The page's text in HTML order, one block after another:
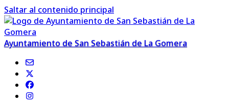
Saltar al contenido principal
Ayuntamiento de San Sebastián de La Gomera